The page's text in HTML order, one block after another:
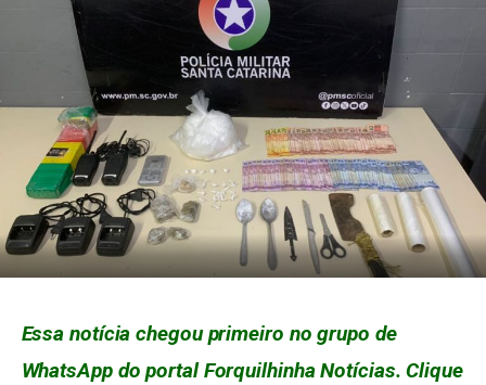
Essa notícia chegou primeiro no grupo de
WhatsApp do portal Forquilhinha Notícias. Clique